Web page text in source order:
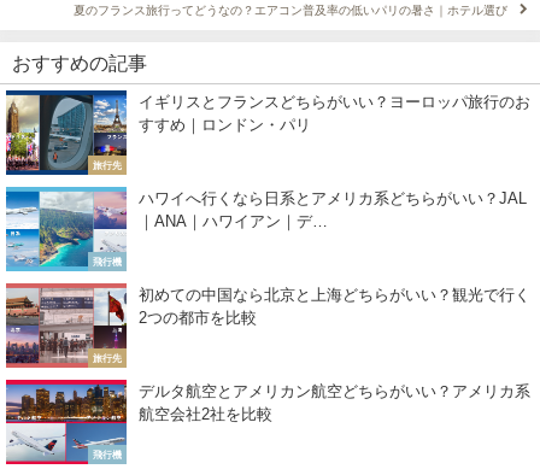
夏のフランス旅行ってどうなの？エアコン普及率の低いパリの暑さ｜ホテル選び
おすすめの記事
旅行先
イギリスとフランスどちらがいい？ヨーロッパ旅行のお
すすめ｜ロンドン・パリ
飛行機
ハワイへ行くなら日系とアメリカ系どちらがいい？JAL
｜ANA｜ハワイアン｜デ…
旅行先
初めての中国なら北京と上海どちらがいい？観光で行く
2つの都市を比較
飛行機
デルタ航空とアメリカン航空どちらがいい？アメリカ系
航空会社2社を比較